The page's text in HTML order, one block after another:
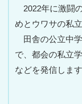
2022年に激闘
めとウワサの私
田舎の公立中学
で、都会の私立
などを発信します